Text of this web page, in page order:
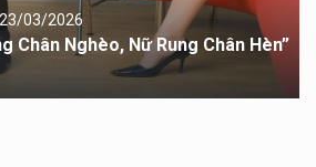
23/03/2026
Chân Nghèo, Nữ Rung Chân Hèn”